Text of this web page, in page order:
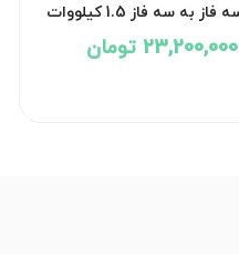
درایو سه فاز به سه فاز 1.5 کیلووات
اینوت مدل GD10
23,200,000 تومان